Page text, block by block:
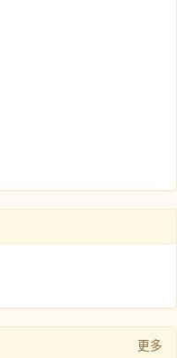
更多